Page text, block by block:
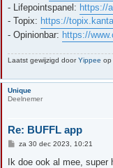
- Lifepointspanel: https://
- Topix: https://
- Opinionbar: https://
Laatst gewijzigd doorYippee op
Unique
Deelnemer
Re: BUFFL app
Bza 30 dec 2023, 10:21
Ik doe ook al mee, super